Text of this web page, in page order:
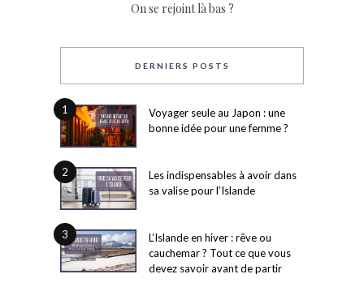
On se rejoint là bas ?
DERNIERS POSTS
1
Voyager seule au Japon : une
bonne idée pour une femme ?
2
Les indispensables à avoir dans
sa valise pour l’Islande
3
L’Islande en hiver : rêve ou
cauchemar ? Tout ce que vous
devez savoir avant de partir